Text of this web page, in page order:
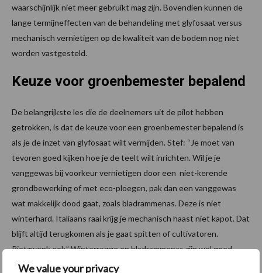
We value your privacy
waarschijnlijk niet meer gebruikt mag zijn. Bovendien kunnen de
lange termijneffecten van de behandeling met glyfosaat versus
mechanisch vernietigen op de kwaliteit van de bodem nog niet
worden vastgesteld.
Keuze voor groenbemester bepalend
De belangrijkste les die de deelnemers uit de pilot hebben
getrokken, is dat de keuze voor een groenbemester bepalend is
als je de inzet van glyfosaat wilt vermijden. Stef: “Je moet van
tevoren goed kijken hoe je de teelt wilt inrichten. Wil je je
vanggewas bij voorkeur vernietigen door een niet-kerende
grondbewerking of met eco-ploegen, pak dan een vanggewas
wat makkelijk dood gaat, zoals bladrammenas. Deze is niet
winterhard. Italiaans raai krijg je mechanisch haast niet kapot. Dat
blijft altijd terugkomen als je gaat spitten of cultivatoren.
Rietzwenk ook.” Winterrogge en bladrammenas zijn wel goed
mechanisch te doden. Nadeel daarvan is dat met name